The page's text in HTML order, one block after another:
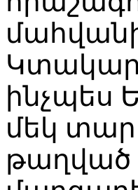
ինչպես
մեկ
թաղված